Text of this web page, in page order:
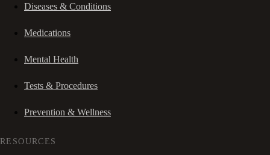
Diseases & Conditions
Medications
Mental Health
Tests & Procedures
Prevention & Wellness
RESOURCES